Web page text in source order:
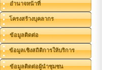
อำนาจหน้าที่
โครงสร้างบุคลากร
ข้อมูลติดต่อ
ข้อมูลเชิงสถิติการให้บริการ
ข้อมูลติดต่อผู้นำชุมชน